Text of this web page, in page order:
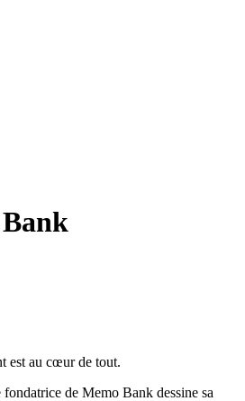
est au cœur de tout.
de Memo Bank dessine sa